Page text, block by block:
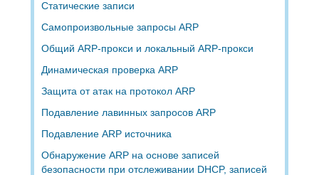
Статические записи
Самопроизвольные запросы ARP
Общий ARP-прокси и локальный ARP-прокси
Динамическая проверка ARP
Защита от атак на протокол ARP
Подавление лавинных запросов ARP
Подавление ARP источника
Обнаружение ARP на основе записей
безопасности при отслеживании DHCP, записей